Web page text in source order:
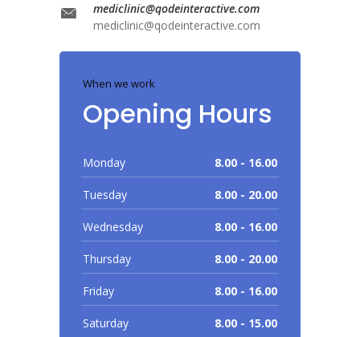
mediclinic@qodeinteractive.com
mediclinic@qodeinteractive.com
When we work
Opening Hours
Monday 8.00 - 16.00
Tuesday 8.00 - 20.00
Wednesday 8.00 - 16.00
Thursday 8.00 - 20.00
Friday 8.00 - 16.00
Saturday 8.00 - 15.00